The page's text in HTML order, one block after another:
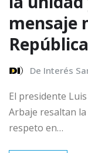
mensaje
De Interés
El presidente
Arbaje resaltan
respeto en…